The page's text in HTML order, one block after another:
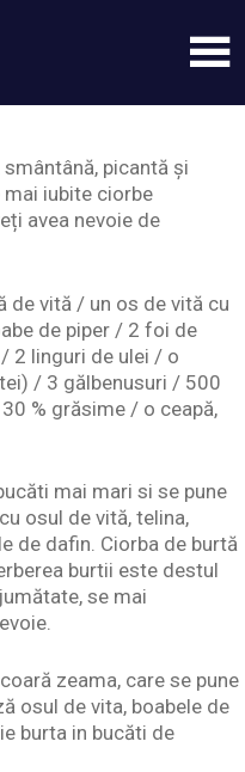
picantă și
iubite ciorbe
avea nevoie de
de vită / un os de vită cu
de piper / 2 foi de
2 linguri de ulei / o
/ 3 gălbenusuri / 500
% grăsime / o ceapă,
mai mari si se pune
osul de vită, telina,
de dafin. Ciorba de burtă
burtii este destul
se mai
zeama, care se pune
osul de vita, boabele de
burta in bucăti de